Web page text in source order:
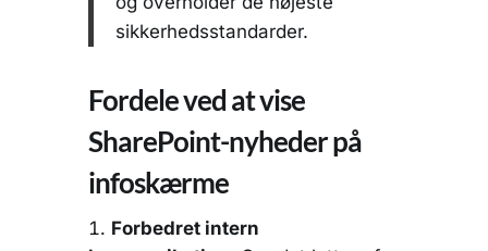
sikkerhedsstandarder.
Fordele ved at vise
SharePoint-nyheder på
infoskærme
Forbedret intern